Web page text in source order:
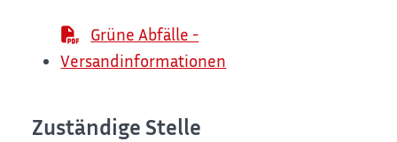
Grüne Abfälle -
Versandinformationen
Zuständige Stelle